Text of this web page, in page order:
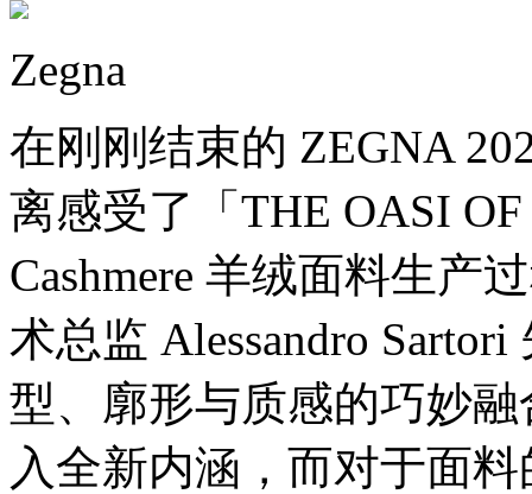
Zegna
在刚刚结束的 ZEGNA
离感受了「THE OASI
Cashmere 羊绒面料生产
术总监 Alessandro
型、廓形与质感的巧妙
入全新内涵，而对于面